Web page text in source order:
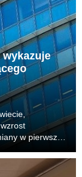
wykazuje
w pierwszej
RevPAR